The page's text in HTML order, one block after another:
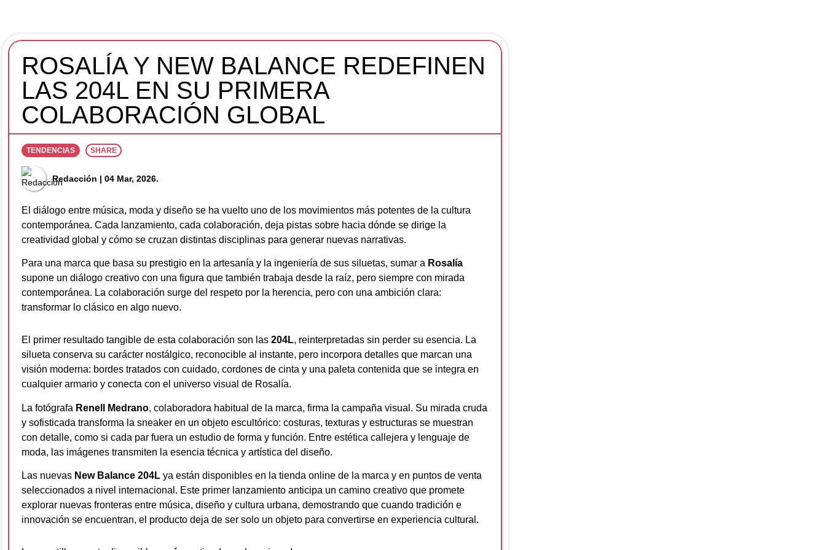
ROSALÍA Y NEW BALANCE REDEFINEN
LAS 204L EN SU PRIMERA
COLABORACIÓN GLOBAL
TENDENCIAS SHARE
Redacción | 04 Mar, 2026.
El diálogo entre música, moda y diseño se ha vuelto uno de los movimientos más potentes de la cultura
contemporánea. Cada lanzamiento, cada colaboración, deja pistas sobre hacia dónde se dirige la
creatividad global y cómo se cruzan distintas disciplinas para generar nuevas narrativas.
Para una marca que basa su prestigio en la artesanía y la ingeniería de sus siluetas, sumar a Rosalía
supone un diálogo creativo con una figura que también trabaja desde la raíz, pero siempre con mirada
contemporánea. La colaboración surge del respeto por la herencia, pero con una ambición clara:
transformar lo clásico en algo nuevo.
El primer resultado tangible de esta colaboración son las 204L, reinterpretadas sin perder su esencia. La
silueta conserva su carácter nostálgico, reconocible al instante, pero incorpora detalles que marcan una
visión moderna: bordes tratados con cuidado, cordones de cinta y una paleta contenida que se integra en
cualquier armario y conecta con el universo visual de Rosalía.
La fotógrafa Renell Medrano, colaboradora habitual de la marca, firma la campaña visual. Su mirada cruda
y sofisticada transforma la sneaker en un objeto escultórico: costuras, texturas y estructuras se muestran
con detalle, como si cada par fuera un estudio de forma y función. Entre estética callejera y lenguaje de
moda, las imágenes transmiten la esencia técnica y artística del diseño.
Las nuevas New Balance 204L ya están disponibles en la tienda online de la marca y en puntos de venta
seleccionados a nivel internacional. Este primer lanzamiento anticipa un camino creativo que promete
explorar nuevas fronteras entre música, diseño y cultura urbana, demostrando que cuando tradición e
innovación se encuentran, el producto deja de ser solo un objeto para convertirse en experiencia cultural.